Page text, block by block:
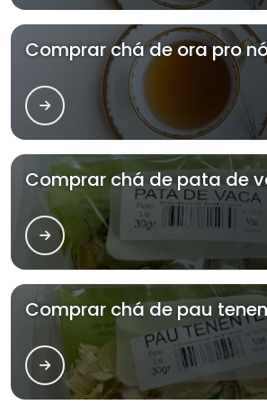
Comprar chá de ora pro
Comprar chá de pata de
Comprar chá de pau